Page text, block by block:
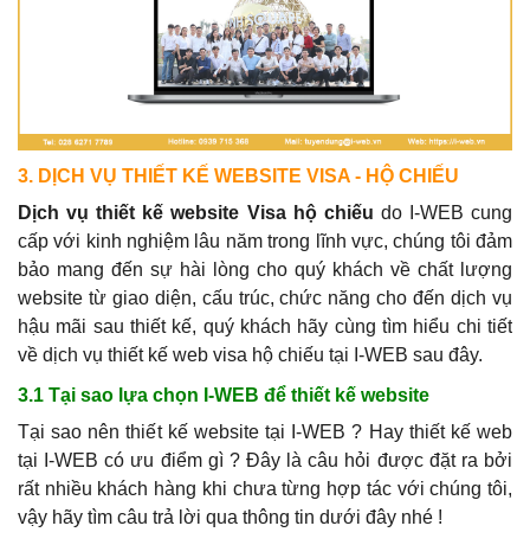
3. DỊCH VỤ THIẾT KẾ WEBSITE VISA - HỘ CHIẾU
Dịch vụ thiết kế website Visa hộ chiếu do I-WEB cung
cấp với kinh nghiệm lâu năm trong lĩnh vực, chúng tôi đảm
bảo mang đến sự hài lòng cho quý khách về chất lượng
website từ giao diện, cấu trúc, chức năng cho đến dịch vụ
hậu mãi sau thiết kế, quý khách hãy cùng tìm hiểu chi tiết
về dịch vụ thiết kế web visa hộ chiếu tại I-WEB sau đây.
3.1 Tại sao lựa chọn I-WEB để thiết kế website
Tại sao nên thiết kế website tại I-WEB ? Hay thiết kế web
tại I-WEB có ưu điểm gì ? Đây là câu hỏi được đặt ra bởi
rất nhiều khách hàng khi chưa từng hợp tác với chúng tôi,
vậy hãy tìm câu trả lời qua thông tin dưới đây nhé !